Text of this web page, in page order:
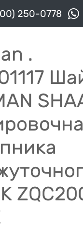
250-0778
.